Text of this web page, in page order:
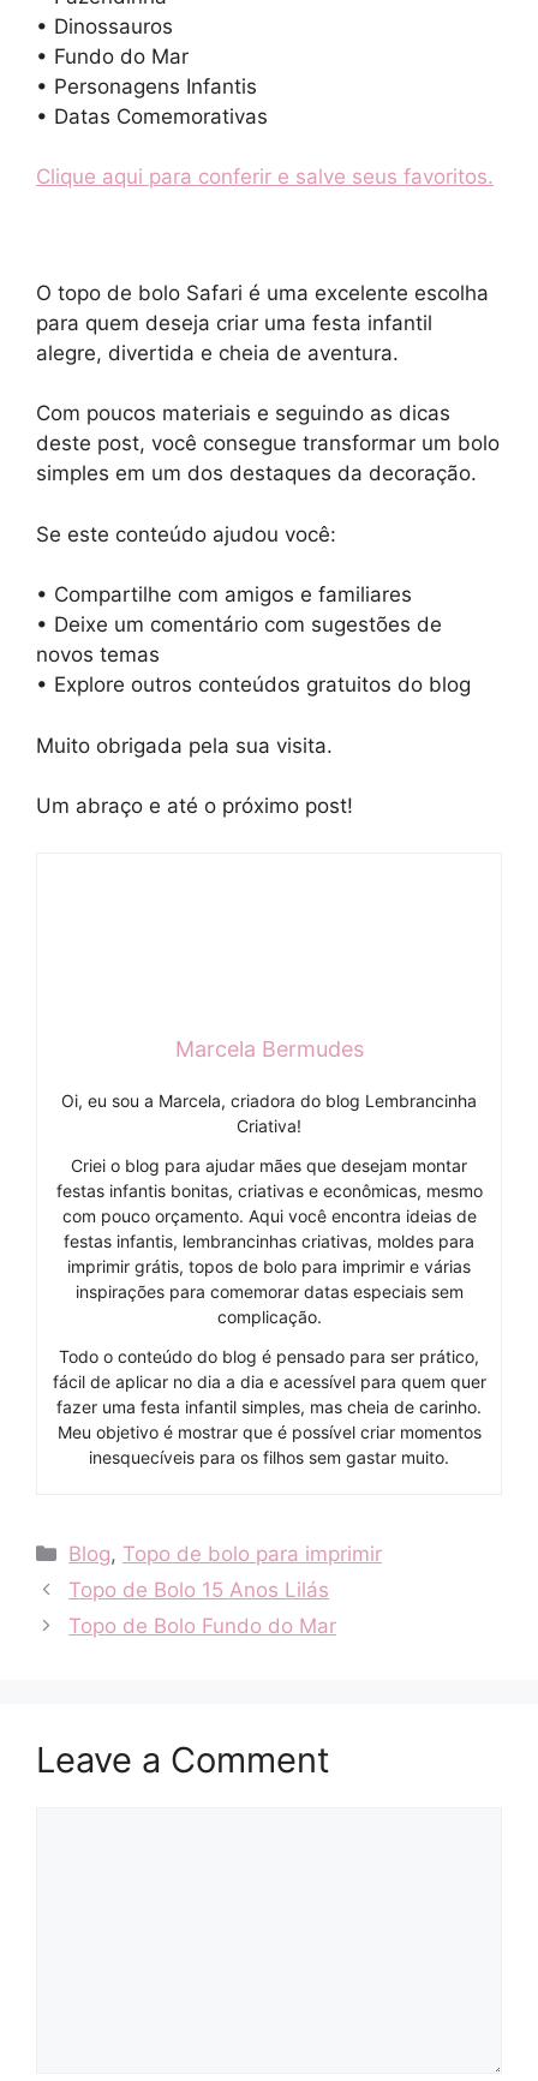
• Dinossauros
• Fundo do Mar
• Personagens Infantis
• Datas Comemorativas
Clique aqui para conferir e salve seus favoritos.
O topo de bolo Safari é uma excelente escolha
para quem deseja criar uma festa infantil
alegre, divertida e cheia de aventura.
Com poucos materiais e seguindo as dicas
deste post, você consegue transformar um bolo
simples em um dos destaques da decoração.
Se este conteúdo ajudou você:
• Compartilhe com amigos e familiares
• Deixe um comentário com sugestões de
novos temas
• Explore outros conteúdos gratuitos do blog
Muito obrigada pela sua visita.
Um abraço e até o próximo post!
Marcela Bermudes
Oi, eu sou a Marcela, criadora do blog Lembrancinha
Criativa!
Criei o blog para ajudar mães que desejam montar
festas infantis bonitas, criativas e econômicas, mesmo
com pouco orçamento. Aqui você encontra ideias de
festas infantis, lembrancinhas criativas, moldes para
imprimir grátis, topos de bolo para imprimir e várias
inspirações para comemorar datas especiais sem
complicação.
Todo o conteúdo do blog é pensado para ser prático,
fácil de aplicar no dia a dia e acessível para quem quer
fazer uma festa infantil simples, mas cheia de carinho.
Meu objetivo é mostrar que é possível criar momentos
inesquecíveis para os filhos sem gastar muito.
Categories
Blog, Topo de bolo para imprimir
Topo de Bolo 15 Anos Lilás
Topo de Bolo Fundo do Mar
Leave a Comment